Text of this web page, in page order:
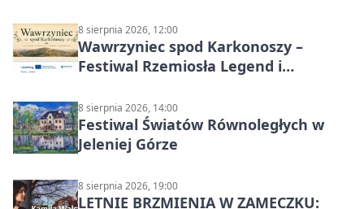
8 sierpnia 2026, 12:00
Wawrzyniec spod Karkonoszy –
Festiwal Rzemiosła Legend i
8 sierpnia 2026, 14:00
Festiwal Światów Równoległych w
Jeleniej Górze
8 sierpnia 2026, 19:00
LETNIE BRZMIENIA W ZAMECZKU: